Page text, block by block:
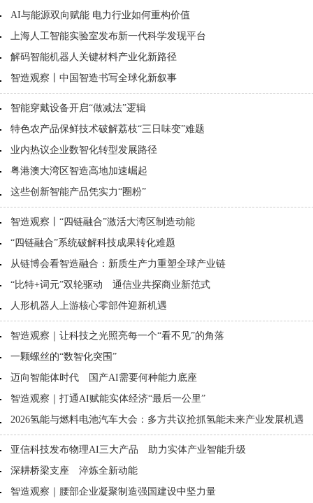
AI与能源双向赋能 电力行业如何重构价值
上海人工智能实验室发布新一代科学发现平台
解码智能机器人关键材料产业化新路径
智造观察丨中国智造书写全球化新叙事
智能穿戴设备开启“做减法”逻辑
特色农产品保鲜技术破解荔枝“三日味变”难题
业内热议企业数智化转型发展路径
粤港澳大湾区智造高地加速崛起
这些创新智能产品凭实力“圈粉”
智造观察丨“四链融合”激活大湾区制造动能
“四链融合”系统破解科技成果转化难题
从链博会看智造融合：新质生产力重塑全球产业链
“比特+词元”双轮驱动 通信业共探商业新范式
人形机器人上游核心零部件迎新机遇
智造观察｜让科技之光照亮每一个“看不见”的角落
一颗螺丝的“数智化突围”
迈向智能体时代 国产AI需要何种能力底座
智造观察｜打通AI赋能实体经济“最后一公里”
2026氢能与燃料电池汽车大会：多方共议抢抓氢能未来产业发展机遇
亚信科技发布物理AI三大产品 助力实体产业智能升级
深耕桥梁支座 淬炼全新动能
智造观察｜腰部企业凝聚制造强国建设中坚力量